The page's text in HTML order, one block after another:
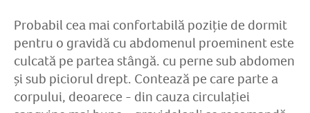
Probabil cea mai confortabilă poziție de dormit
pentru o gravidă cu abdomenul proeminent este
culcată pe partea stângă. cu perne sub abdomen
și sub piciorul drept. Contează pe care parte a
corpului, deoarece - din cauza circulației